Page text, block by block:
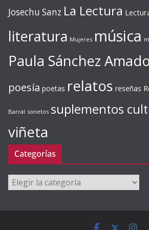
Josechu Sanz La Lectura
literatura Mujeres música
Paula Sánchez
poesía poetas relatos reseñas
Barral sonetos suplementos
viñeta
Categorías
Categorías